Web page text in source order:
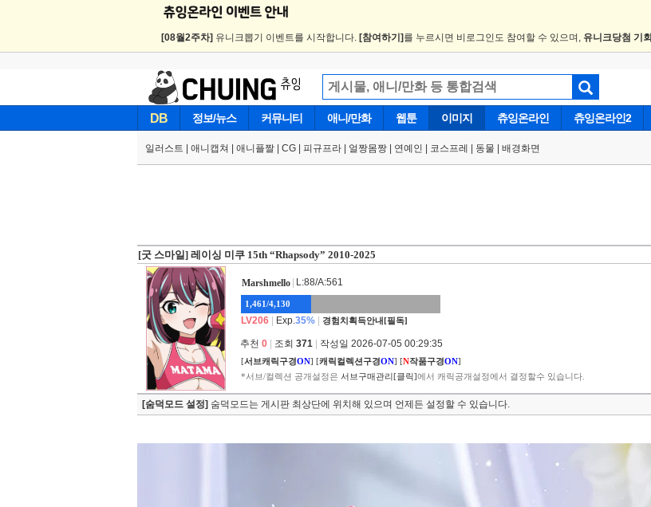
[08월2주차] 유니크뽑기 이벤트를 시작합니다. [참여하기] 를 누르시면 비로그인도 참여할 수 있으며, 유니크당첨 기회
DB 정보/뉴스 커뮤니티 애니/만화 웹툰 이미지 츄잉온라인 츄잉온라인2
일러스트 애니캡쳐 애니플짤 CG 피규프라 얼짱몸짱 연예인 코스프레 동물 배경화면
[굿 스마일] 레이싱 미쿠 15th “Rhapsody” 2010-2025
Marshmello L:88/A:561
1,461/4,130
LV206 Exp.35% 경험치획득안내[필독]
추천 0 조회 371 작성일 2026-07-05 00:29:35
[서브캐릭구경ON] [캐릭컬렉션구경ON] [N작품구경ON]
*서브/컬렉션 공개설정은 서브구매관리[클릭]에서 캐릭공개설정에서 결정할수 있습니다.
[숨덕모드 설정] 숨덕모드는 게시판 최상단에 위치해 있으며 언제든 설정할 수 있습니다.